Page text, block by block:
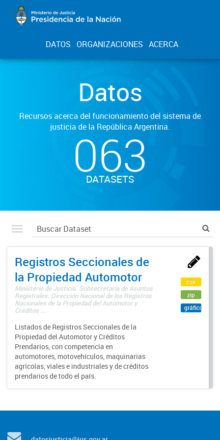
DATOS ORGANIZACIONES ACERCA
Datos
Recursos acerca del funcionamiento del sistema de
justicia de la República Argentina.
063
DATASETS
Registros Seccionales de
la Propiedad Automotor
Ministerio de Justicia. Subsecretaría de Asuntos
Registrales. Dirección Nacional de los Registros
Nacionales de la Propiedad del Automotor y
Créditos ...
Listados de Registros Seccionales de la
Propiedad del Automotor y Créditos
Prendarios, con competencia en
automotores, motovehículos, maquinarias
agrícolas, viales e industriales y de créditos
prendarios de todo el país.
csv
zip
gráfico